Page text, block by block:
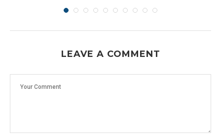
LEAVE A COMMENT